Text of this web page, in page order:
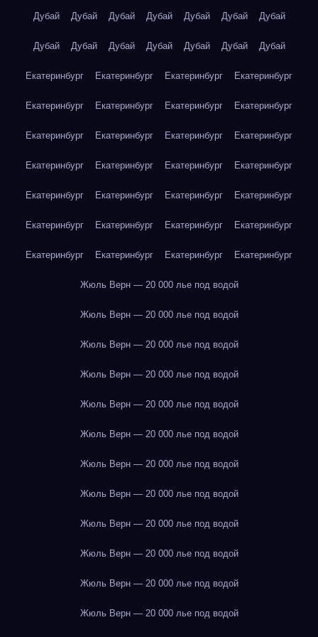
Дубай Дубай Дубай Дубай Дубай Дубай Дубай
Дубай Дубай Дубай Дубай Дубай Дубай Дубай
Екатеринбург Екатеринбург Екатеринбург Екатеринбург
Екатеринбург Екатеринбург Екатеринбург Екатеринбург
Екатеринбург Екатеринбург Екатеринбург Екатеринбург
Екатеринбург Екатеринбург Екатеринбург Екатеринбург
Екатеринбург Екатеринбург Екатеринбург Екатеринбург
Екатеринбург Екатеринбург Екатеринбург Екатеринбург
Екатеринбург Екатеринбург Екатеринбург Екатеринбург
Жюль Верн — 20 000 лье под водой
Жюль Верн — 20 000 лье под водой
Жюль Верн — 20 000 лье под водой
Жюль Верн — 20 000 лье под водой
Жюль Верн — 20 000 лье под водой
Жюль Верн — 20 000 лье под водой
Жюль Верн — 20 000 лье под водой
Жюль Верн — 20 000 лье под водой
Жюль Верн — 20 000 лье под водой
Жюль Верн — 20 000 лье под водой
Жюль Верн — 20 000 лье под водой
Жюль Верн — 20 000 лье под водой